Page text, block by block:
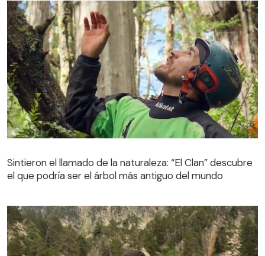
el que podría ser el árbol más antiguo del mundo
Sintieron el llamado de la naturaleza: “El Clan” descubre
el que podría ser el árbol más antiguo del mundo